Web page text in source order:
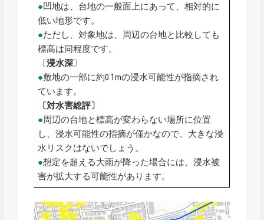
●凹地は、台地の一般面上にあって、相対的に
低い地形です。
●ただし、対象地は、周辺の台地と比較しても
標高は同程度です。
〔浸水深〕
●敷地の一部に約0.1mの浸水可能性が指摘され
ています。
〔対水害総評〕
●周辺の台地と標高が変わらない場所に位置
し、浸水可能性の指摘が僅かなので、大きな浸
水リスクはないでしょう。
●想定を超える大雨が降った場合には、浸水被
害が拡大する可能性があります。